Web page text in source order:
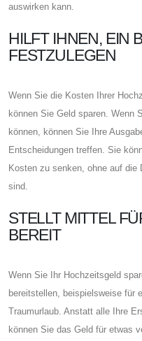
auswirken kann.
HILFT IHNEN, EIN
FESTZULEGEN
Wenn Sie die Kosten Ihrer
können Sie Geld sparen. Wenn
können, können Sie Ihre
Entscheidungen treffen. Sie
Kosten zu senken, ohne auf
sind.
STELLT MITTEL
BEREIT
Wenn Sie Ihr Hochzeitsgeld
bereitstellen, beispielsweise für
Traumurlaub. Anstatt alle Ihre
können Sie das Geld für etwas